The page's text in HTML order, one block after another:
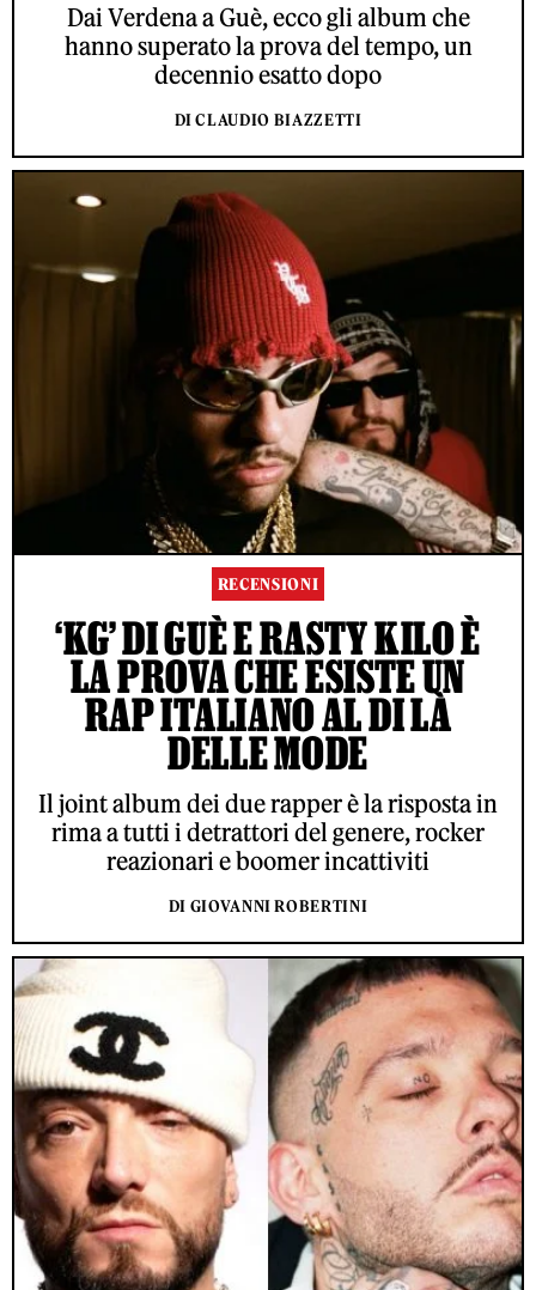
Dai Verdena a Guè, ecco gli album che
hanno superato la prova del tempo, un
decennio esatto dopo
DI CLAUDIO BIAZZETTI
RECENSIONI
‘KG’ DI GUÈ E RASTY KILO È
LA PROVA CHE ESISTE UN
RAP ITALIANO AL DI LÀ
DELLE MODE
Il joint album dei due rapper è la risposta in
rima a tutti i detrattori del genere, rocker
reazionari e boomer incattiviti
DI GIOVANNI ROBERTINI